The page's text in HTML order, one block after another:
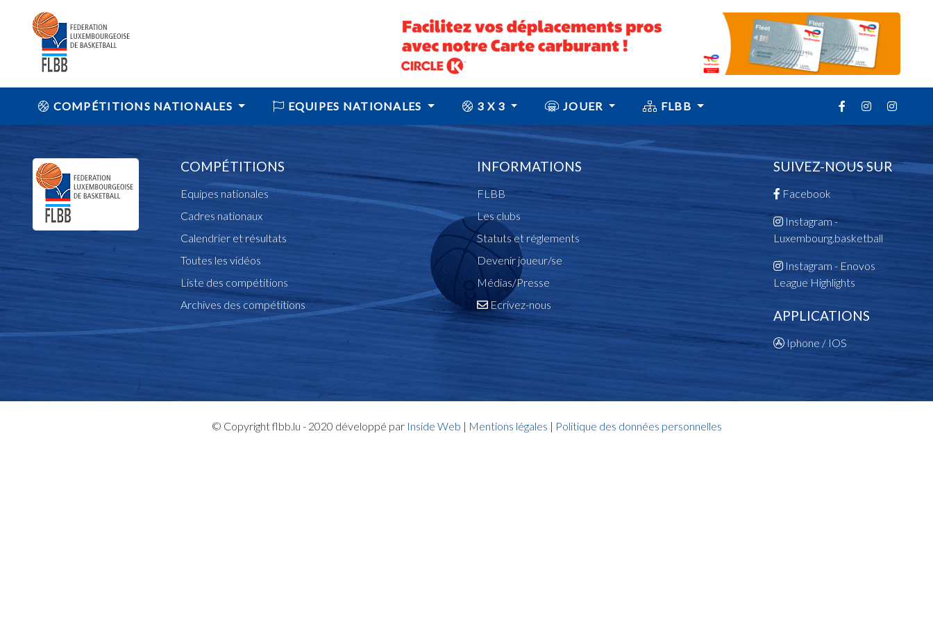
COMPÉTITIONS NATIONALES EQUIPES NATIONALES 3 X 3 JOUER FLBB
COMPÉTITIONS
Equipes nationales
Cadres nationaux
Calendrier et résultats
Toutes les vidéos
Liste des compétitions
Archives des compétitions
INFORMATIONS
FLBB
Les clubs
Statuts et réglements
Devenir joueur/se
Médias/Presse
Ecrivez-nous
SUIVEZ-NOUS SUR
Facebook
Instagram -
Luxembourg.basketball
Instagram - Enovos
League Highlights
APPLICATIONS
Iphone / IOS
© Copyright flbb.lu - 2020 développé par Inside Web | Mentions légales | Politique des données personnelles